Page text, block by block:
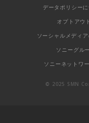
データポリシー
オプトアウ
ソーシャルメディ
ソニーグル
ソニーネットワ
© 2025 SMN